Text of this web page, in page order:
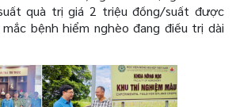
quà trị giá 2 triệu đồng/suất được
bệnh hiểm nghèo đang điều trị dài